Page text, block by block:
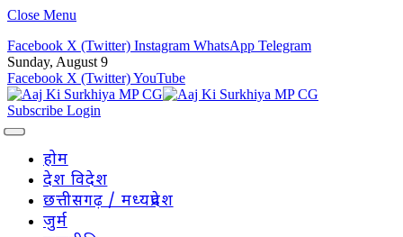
Close Menu
Facebook X (Twitter) Instagram WhatsApp Telegram
Sunday, August 9
Facebook X (Twitter)YouTube
Subscribe Login
होम
देश विदेश
छत्तीसगढ़ / मध्यप्रदेश
जुर्म